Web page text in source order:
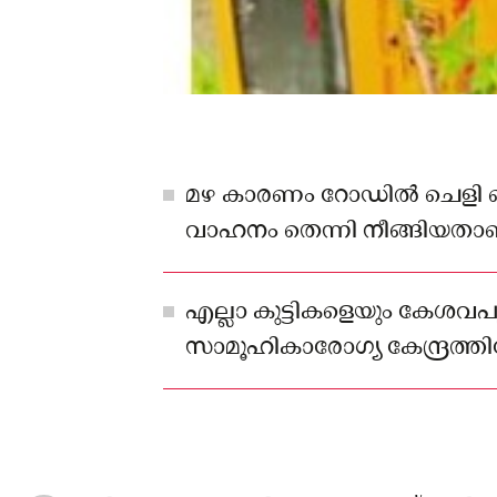
മഴ കാരണം റോഡിൽ ചെളി
വാഹനം തെന്നി
അപകടകാരണമെന്നും
പരിഹരിക്കുമെന്നും
എല്ലാ കുട്ടികളെയും
സാമൂഹികാരോഗ്യ